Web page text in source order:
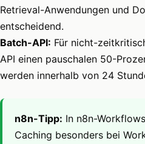
Retrieval-Anwendungen und
entscheidend.
Batch-API: Für nicht-
API einen pauschalen 50-
werden innerhalb von 24
n8n-Tipp: In n8n-
Caching besonders bei